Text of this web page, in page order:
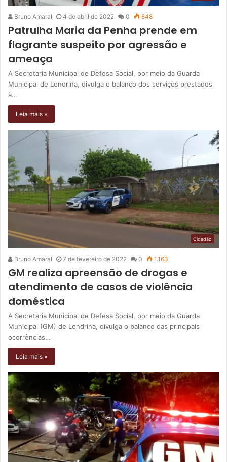
Bruno Amaral 4 de abril de 2022 0 848
Patrulha Maria da Penha prende em
flagrante suspeito por agressão e
ameaça
A Secretaria Municipal de Defesa Social, por meio da Guarda
Municipal de Londrina, divulga o balanço dos serviços prestados
à…
Leia mais »
Cidadão
Bruno Amaral 7 de fevereiro de 2022 0 1.163
GM realiza apreensão de drogas e
atendimento de casos de violência
doméstica
A Secretaria Municipal de Defesa Social, por meio da Guarda
Municipal (GM) de Londrina, divulga o balanço das principais
ocorrências…
Leia mais »